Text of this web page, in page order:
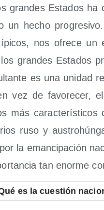
gran­des Esta­dos ha
un hecho
nos ofre­ce un
gran­des Esta­dos
es una uni­dad
vez de favo­re­cer,
más
ruso y
la eman­ci­pa­ción
tan enor­me
es la cues­tión